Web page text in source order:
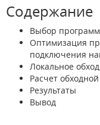
Содержание
Выбор
Оптимизация
подключения
Локальное
Расчет
Результаты
Вывод